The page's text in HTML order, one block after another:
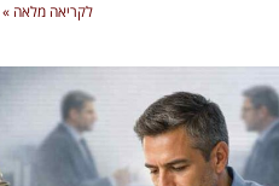
לקריאה מלאה »